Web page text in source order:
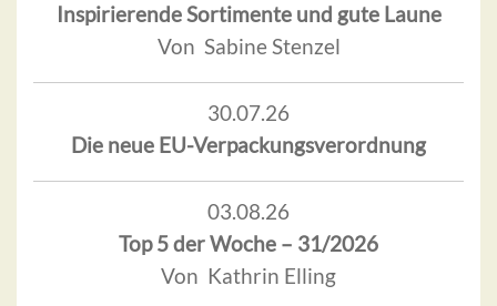
Inspirierende Sortimente und gute Laune
Von Sabine Stenzel
30.07.26
Die neue EU-Verpackungsverordnung
03.08.26
Top 5 der Woche – 31/2026
Von Kathrin Elling